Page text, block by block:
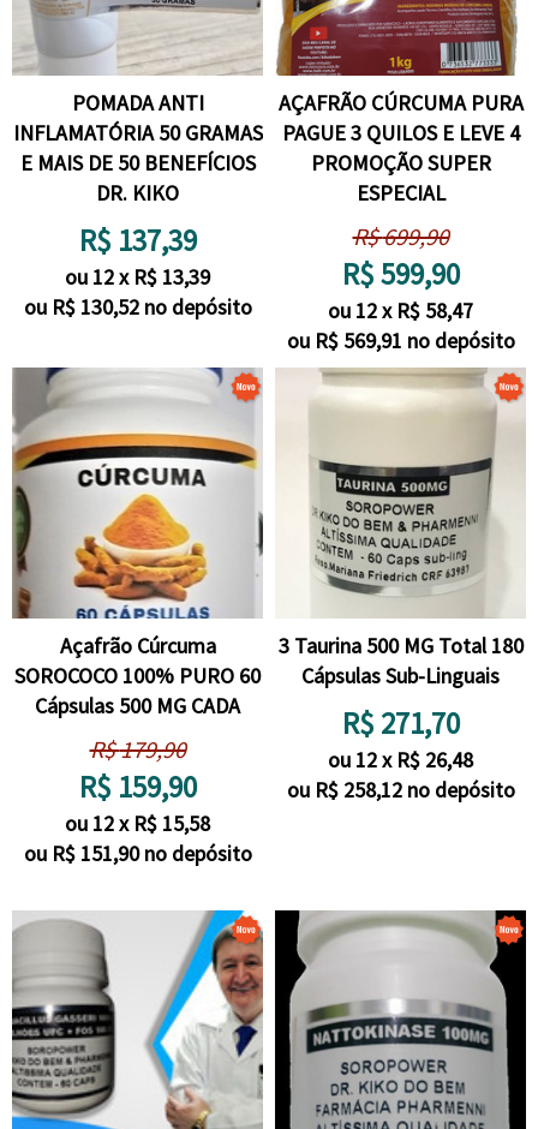
POMADA ANTI
INFLAMATÓRIA 50 GRAMAS
E MAIS DE 50 BENEFÍCIOS
DR. KIKO
R$ 137,39
ou 12x R$ 13,39
ou R$ 130,52 no depósito
AÇAFRÃO CÚRCUMA PURA
PAGUE 3 QUILOS E LEVE 4
PROMOÇÃO SUPER
ESPECIAL
R$699,90
R$599,90
ou 12x R$ 58,47
ou R$ 569,91 no depósito
Açafrão Cúrcuma
SOROCOCO 100% PURO 60
Cápsulas 500 MG CADA
R$179,90
R$ 159,90
ou 12x R$ 15,58
ou R$ 151,90 no depósito
3 Taurina 500 MG Total 180
Cápsulas Sub-Linguais
R$ 271,70
ou 12x R$ 26,48
ou R$ 258,12 no depósito